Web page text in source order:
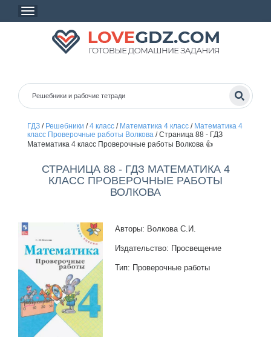
ГДЗ/ Решебники /4 класс/ Математика 4 класс/ Математика 4
класс Проверочные работы Волкова/Страница 88 - ГДЗ
Математика 4 класс Проверочные работы Волкова 👍
СТРАНИЦА 88 - ГДЗ МАТЕМАТИКА 4
КЛАСС ПРОВЕРОЧНЫЕ РАБОТЫ
ВОЛКОВА
Авторы: Волкова С.И.
Издательство: Просвещение
Тип: Проверочные работы